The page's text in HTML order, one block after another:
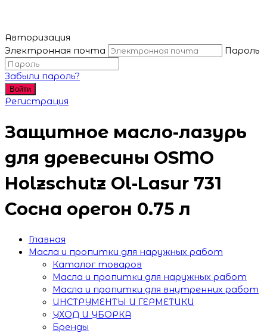
Авторизация
Электронная почта
Пароль
Забыли пароль?
Войти
Регистрация
Защитное масло-лазурь
для древесины OSMO
Holzschutz Ol-Lasur 731
Сосна орегон 0.75 л
Главная
Масла и пропитки для наружных работ
Каталог товаров
Масла и пропитки для наружных работ
Масла и пропитки для внутренних работ
ИНСТРУМЕНТЫ И ГЕРМЕТИКИ
УХОД И УБОРКА
Бренды